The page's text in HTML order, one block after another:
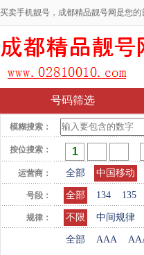
买卖手机靓号，成都精品靓号网是您
号码筛选
模糊搜索：
按位搜索：
运营商： 全部 中国移动
号段： 全部 134 135
规律： 不限 中间规律
全部 AAA